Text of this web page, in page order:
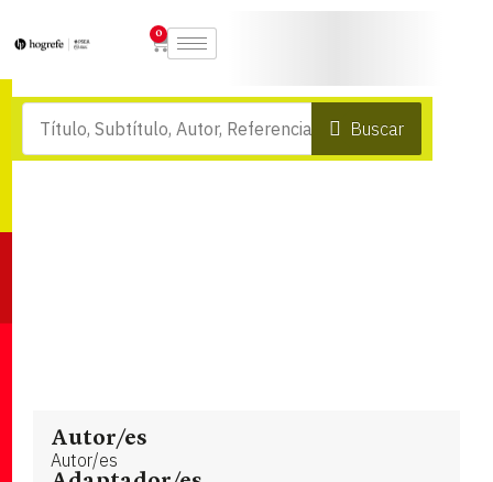
0
Buscar
Autor/es
Autor/es